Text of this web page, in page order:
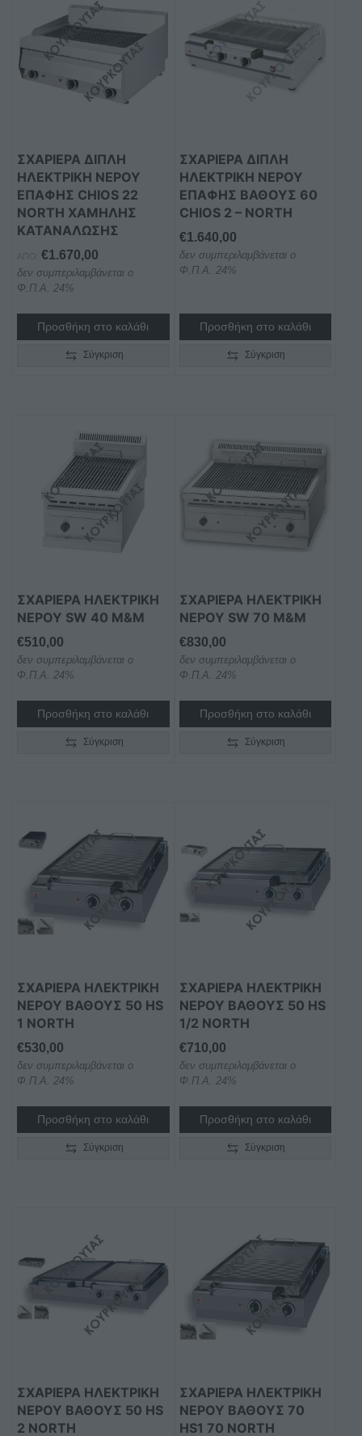
ΣΧΑΡΙΕΡΑ ΔΙΠΛΗ
ΗΛΕΚΤΡΙΚΗ ΝΕΡΟΥ
ΕΠΑΦΗΣ CHIOS 22
NORTH ΧΑΜΗΛΗΣ
ΚΑΤΑΝΑΛΩΣΗΣ
ΑΠΌ: €1.670,00
δεν συμπεριλαμβάνεται ο
Φ.Π.Α. 24%
Προσθήκη στο καλάθι
Σύγκριση
ΣΧΑΡΙΕΡΑ ΔΙΠΛΗ
ΗΛΕΚΤΡΙΚΗ ΝΕΡΟΥ
ΕΠΑΦΗΣ ΒΑΘΟΥΣ 60
CHIOS 2 – NORTH
€1.640,00
δεν συμπεριλαμβάνεται ο
Φ.Π.Α. 24%
Προσθήκη στο καλάθι
Σύγκριση
ΣΧΑΡΙΕΡΑ ΗΛΕΚΤΡΙΚΗ
ΝΕΡΟΥ SW 40 Μ&Μ
€510,00
δεν συμπεριλαμβάνεται ο
Φ.Π.Α. 24%
Προσθήκη στο καλάθι
Σύγκριση
ΣΧΑΡΙΕΡΑ ΗΛΕΚΤΡΙΚΗ
ΝΕΡΟΥ SW 70 M&M
€830,00
δεν συμπεριλαμβάνεται ο
Φ.Π.Α. 24%
Προσθήκη στο καλάθι
Σύγκριση
ΣΧΑΡΙΕΡΑ ΗΛΕΚΤΡΙΚΗ
ΝΕΡΟΥ ΒΑΘΟΥΣ 50 ΗS
1 NORTH
€530,00
δεν συμπεριλαμβάνεται ο
Φ.Π.Α. 24%
Προσθήκη στο καλάθι
Σύγκριση
ΣΧΑΡΙΕΡΑ ΗΛΕΚΤΡΙΚΗ
ΝΕΡΟΥ ΒΑΘΟΥΣ 50 ΗS
1/2 NORTH
€710,00
δεν συμπεριλαμβάνεται ο
Φ.Π.Α. 24%
Προσθήκη στο καλάθι
Σύγκριση
ΣΧΑΡΙΕΡΑ ΗΛΕΚΤΡΙΚΗ
ΝΕΡΟΥ ΒΑΘΟΥΣ 50 ΗS
2 NORTH
ΣΧΑΡΙΕΡΑ ΗΛΕΚΤΡΙΚΗ
ΝΕΡΟΥ ΒΑΘΟΥΣ 70
ΗS1 70 NORTH